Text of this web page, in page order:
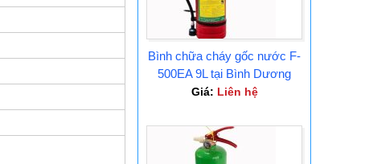
Bình chữa cháy gốc nước F-
500EA 9L tại Bình Dương
Giá: Liên hệ